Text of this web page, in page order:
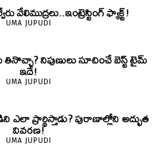
వేలిముద్రలు..ఇంట్రెస్టింగ్ ఫ్యాక్ట్!
UMA JUPUDI
తినొచ్చా? నిపుణులు సూచించే బెస్ట్ టైమ్
ఇదే!
UMA JUPUDI
ఎలా ప్రార్థిస్తాడు? పురాణాల్లోని అద్భుత
వివరణ!
UMA JUPUDI